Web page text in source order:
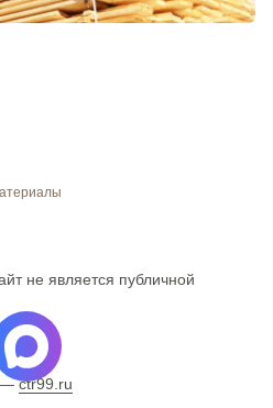
не является публичной
—ctr99.ru